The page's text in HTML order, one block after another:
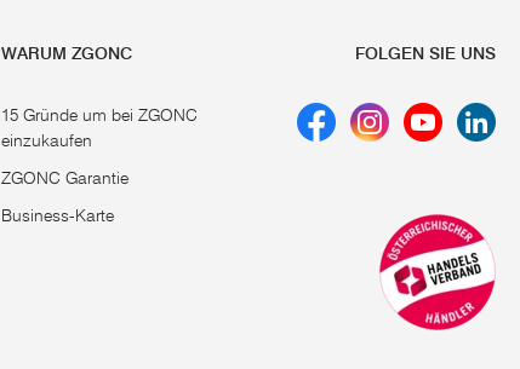
WARUM ZGONC
15 Gründe um bei ZGONC
einzukaufen
ZGONC Garantie
Business-Karte
FOLGEN SIE UNS